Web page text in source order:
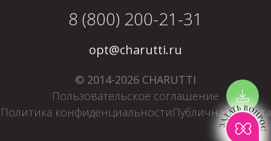
ЗАДАТЬ ВОПРОС
8 (800) 200-21-31
opt@charutti.ru
© 2014-2026 CHARUTTI
Пользовательское соглашение
Политика конфиденциальностиПубличная оферта